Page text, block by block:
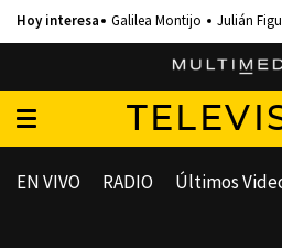
Galilea Montijo Julián
EN VIVO RADIO Últimos